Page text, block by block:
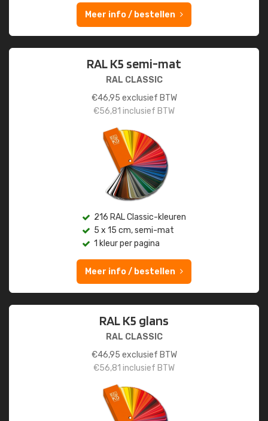
Meer info / bestellen
RAL K5 semi-mat
RAL CLASSIC
€46,95 exclusief BTW
€56,81 inclusief BTW
216 RAL Classic-kleuren
5 x 15 cm, semi-mat
1 kleur per pagina
Meer info / bestellen
RAL K5 glans
RAL CLASSIC
€46,95 exclusief BTW
€56,81 inclusief BTW